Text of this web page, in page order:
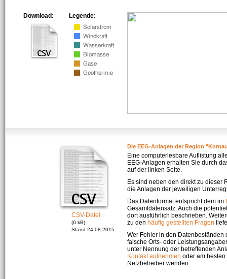
Legende:
Download:
CSV-Datei
(0 kB)
Stand 24.08.2015
Die EEG-Anlagen der Region
Eine computerlesbare Auflistung
EEG-Anlagen erhalten Sie durch
auf der linken Seite.
Es sind neben den direkt zu dieser
die Anlagen der jeweiligen
Das Datenformat entspricht dem im
Gesamtdatensatz. Auch die
dort ausführlich beschrieben.
zu den häufig gestellten Fragen
Wer Fehler in den Datenbeständen
falsche Orts- oder
unter Nennung der betreffenden
Kontakt aufnehmen oder am
Netzbetreiber wenden.